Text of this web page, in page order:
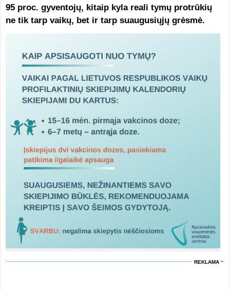
95 proc. gyventojų, kitaip kyla reali tymų protrūkių
ne tik tarp vaikų, bet ir tarp suaugusiųjų grėsmė.
REKLAMA